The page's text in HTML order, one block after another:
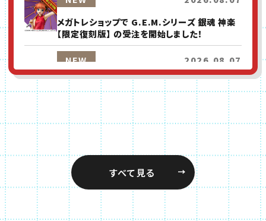
メガトレショップで G.E.M.シリーズ 銀魂 神楽
【限定復刻版】 の受注を開始しました！
別ウィンドウで開きます
NEW
2026.08.07
メガトレショップで G.E.M.シリーズ NARUTO-
ナルト- 疾風伝 うちはイタチ＆サスケ【再販】 の受
注を開始しました！
別ウィンドウで開きます
NEW
2026.08.07
メガトレショップで NARUTOギャルズ
NARUTO-ナルト- 疾風伝 テンテン【再販】 の受
注を開始しました！
別ウィンドウで開きます
NEW
2026.08.07
すべて見る